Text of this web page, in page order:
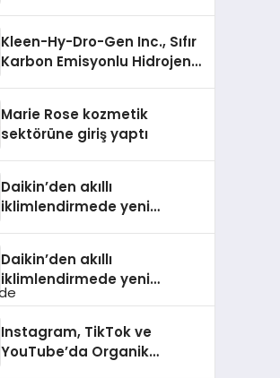
Kleen-Hy-Dro-Gen Inc., Sıfır
Karbon Emisyonlu Hidrojen
Aldı
Marie Rose kozmetik
sektörüne giriş yaptı
Daikin’den akıllı
iklimlendirmede yeni
Daikin’den akıllı
iklimlendirmede yeni
dönem: Madoka Plus
Instagram, TikTok ve
YouTube’da Organik